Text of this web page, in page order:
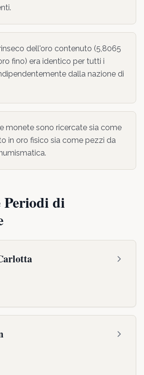
dell'oro contenuto (5,8065
fino) era identico per tutti i
dalla nazione di
monete sono ricercate sia come
in oro fisico sia come pezzi da
Periodi di